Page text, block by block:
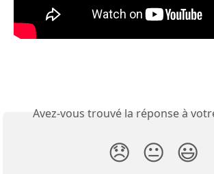
Avez-vous trouvé la réponse à
😞 😐 😃